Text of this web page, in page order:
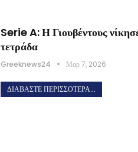
Serie A: Η Γιουβέντους
τετράδα
Greeknews24 Μαρ 7, 2026
ΔΙΑΒΆΣΤΕ ΠΕΡΙΣΣΌΤΕΡΑ...